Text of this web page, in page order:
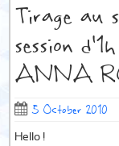
Tirage au
session
ANNA
5 October 2010
Hello !